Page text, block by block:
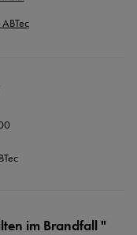
im Brandfall "